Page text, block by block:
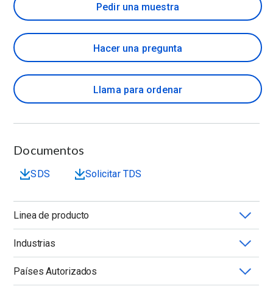
Pedir una muestra
Hacer una pregunta
Llama para ordenar
Documentos
SDS Solicitar TDS
Linea de producto
METHOCEL™
Industrias
Aplicación Compatibilidad con Solventes
Países Autorizados